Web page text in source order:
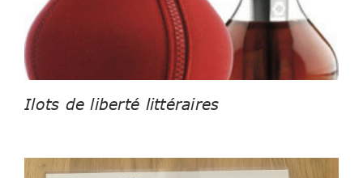
Ilots de liberté littéraires